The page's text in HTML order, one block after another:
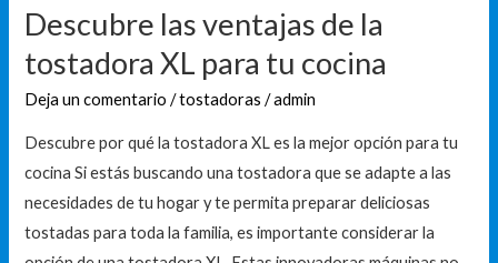
Descubre las ventajas de la
tostadora XL para tu cocina
Deja un comentario /tostadoras /admin
Descubre por qué la tostadora XL es la mejor opción para tu
cocina Si estás buscando una tostadora que se adapte a las
necesidades de tu hogar y te permita preparar deliciosas
tostadas para toda la familia, es importante considerar la
cocina